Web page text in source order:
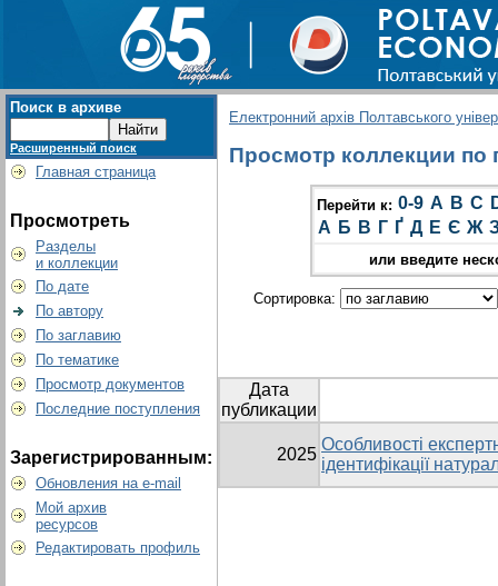
Поиск в архиве
Расширенный поиск
Главная страница
Просмотреть
Разделы
и коллекции
По дате
По автору
По заглавию
По тематике
Просмотр документов
Последние поступления
Зарегистрированным:
Обновления на e-mail
Мой архив
ресурсов
Редактировать профиль
Електронний архів Полтавського
Просмотр коллекции по
Перейти к: 0-9 A B C
А Б В Г Ґ Д Е Є Ж
или введите
Сортировка:
Дата
публикации
2025
Особливості
ідентифікації